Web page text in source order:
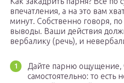
впечатления, а на это вам
минут. Собственно говоря,
выводы. Ваши действия
вербалику (речь), и
Дайте парню ощущение,
самостоятельно: то есть